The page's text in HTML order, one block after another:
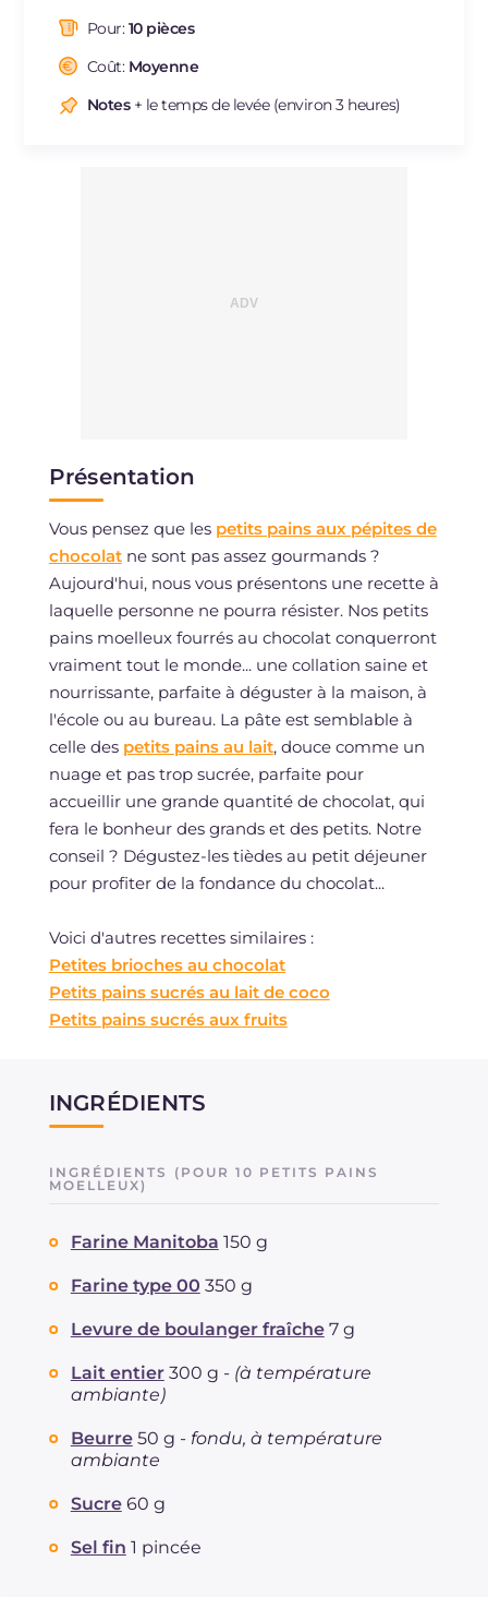
Pour:10 pièces
Coût: Moyenne
Notes+ le temps de levée (environ 3 heures)
Présentation
Vous pensez que les petits pains aux pépites de
chocolatne sont pas assez gourmands ?
Aujourd'hui, nous vous présentons une recette à
laquelle personne ne pourra résister. Nos petits
pains moelleux fourrés au chocolat conquerront
vraiment tout le monde... une collation saine et
nourrissante, parfaite à déguster à la maison, à
l'école ou au bureau. La pâte est semblable à
celle des petits pains au lait, douce comme un
nuage et pas trop sucrée, parfaite pour
accueillir une grande quantité de chocolat, qui
fera le bonheur des grands et des petits. Notre
conseil ? Dégustez-les tièdes au petit déjeuner
pour profiter de la fondance du chocolat...
Voici d'autres recettes similaires :
Petites brioches au chocolat
Petits pains sucrés au lait de coco
Petits pains sucrés aux fruits
INGRÉDIENTS
INGRÉDIENTS (POUR 10 PETITS PAINS
MOELLEUX)
Farine Manitoba 150 g
Farine type 00 350 g
Levure de boulanger fraîche 7 g
Lait entier 300 g - (à température
ambiante)
Beurre 50 g - fondu, à température
ambiante
Sucre 60 g
Sel fin 1 pincée